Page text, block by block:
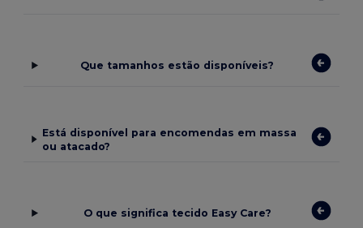
Que tamanhos estão disponíveis?
Está disponível para encomendas em massa
ou atacado?
O que significa tecido Easy Care?